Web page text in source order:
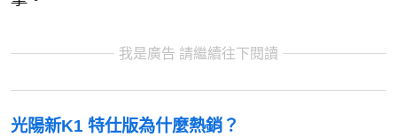
我是廣告 請繼續往下閱讀
光陽新K1 特仕版為什麼熱銷？